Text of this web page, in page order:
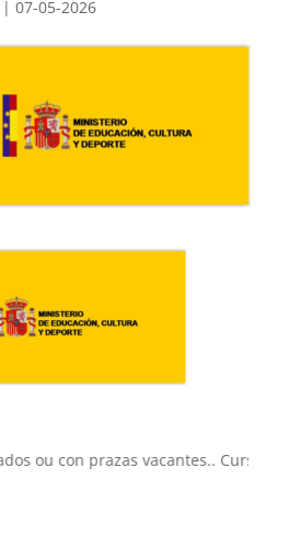
| 07-05-2026
ou con prazas vacantes.. Curso 2026-